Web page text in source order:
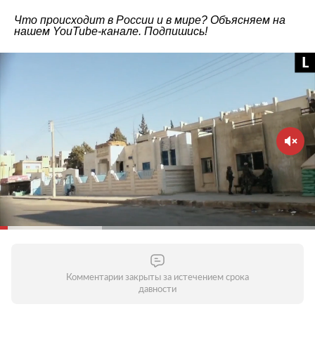
Что происходит в России и в мире? Объясняем на
нашем YouTube-канале. Подпишись!
Комментарии закрыты за истечением срока
давности